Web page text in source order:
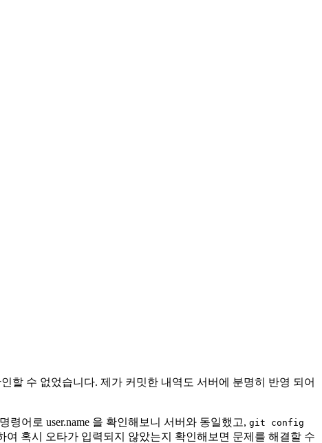
할 수 없었습니다. 제가 커밋한 내역도 서버에 분명히 반영 되어
명령어로 user.name 을 확인해보니 서버와 동일했고, git config
혹시 오타가 입력되지 않았는지 확인해보면 문제를 해결할 수